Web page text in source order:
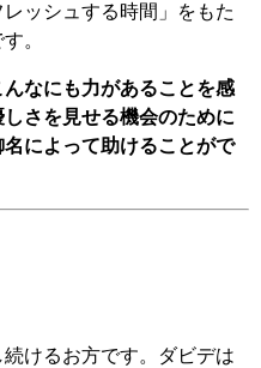
ッシュする時間」をもた
。
なにも力があることを感
さを見せる機会のために
によって助けることがで
けるお方です。ダビデは